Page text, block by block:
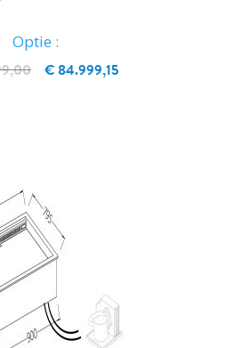
Optie :
€ 84.999,15